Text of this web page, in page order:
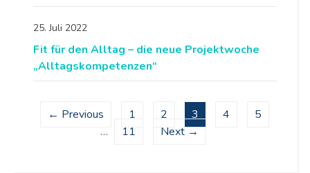
25. Juli 2022
Fit für den Alltag – die neue Projektwoche
„Alltagskompetenzen“
← Previous 1 2 3 4
5
…
11 Next →